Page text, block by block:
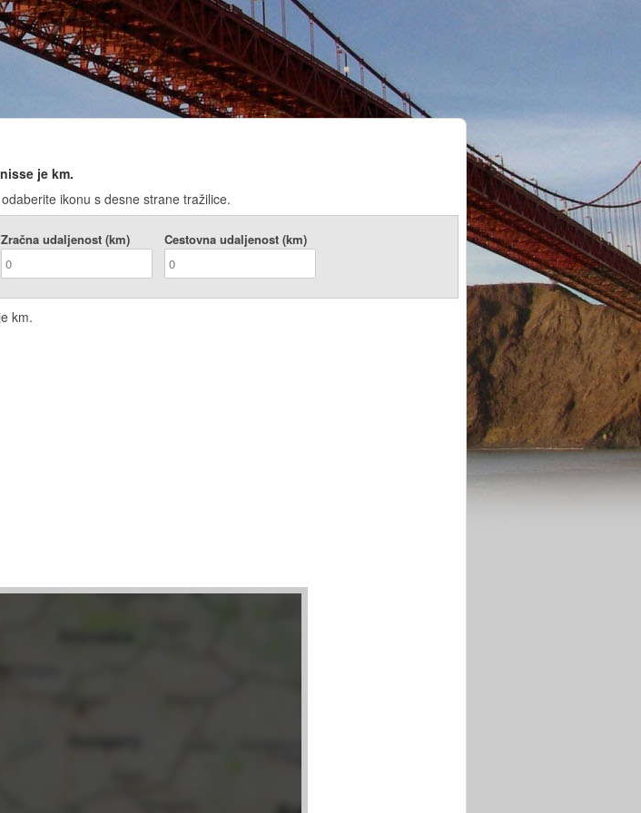
je km.
ikonu s desne strane tražilice.
Zračna udaljenost (km) Cestovna udaljenost (km)
km.